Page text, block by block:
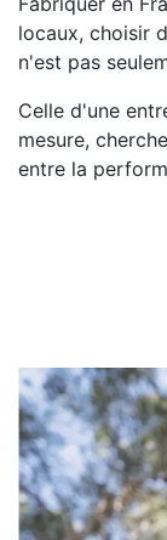
locaux, choisir
n'est pas
Celle d'une
mesure,
entre la